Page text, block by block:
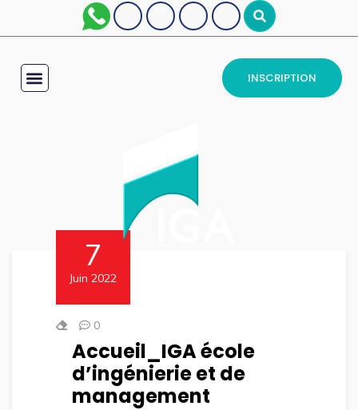
INSCRIPTION
7
Juin 2022
0
Accueil_IGA école
d’ingénierie et de
management